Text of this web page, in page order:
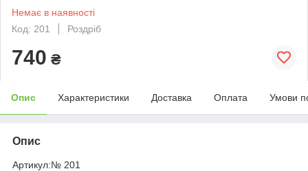
Немає в наявності
Код: 201
Роздріб
740 ₴
Опис Характеристики Доставка Оплата Умови
Опис
Артикул:№ 201